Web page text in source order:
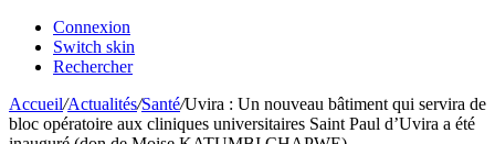
Connexion
Switch skin
Rechercher
Accueil/Actualités/Santé/Uvira : Un nouveau bâtiment qui servira de
bloc opératoire aux cliniques universitaires Saint Paul d’Uvira a été